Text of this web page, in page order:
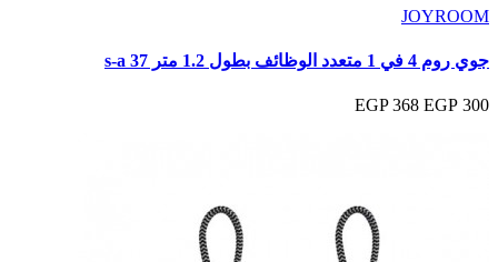
JOYROOM
جوي روم 4 في 1 متعدد الوظائف بطول 1.2 متر s-a 37
300 EGP
368 EGP